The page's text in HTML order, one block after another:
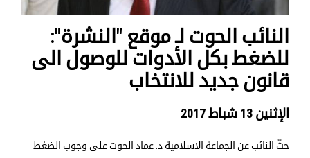
النائب الحوت لـ موقع "النشرة":
للضغط بكل الأدوات للوصول الى
قانون جديد للانتخاب
الإثنين 13 شباط 2017
حثّ النائب عن الجماعة الاسلامية د. عماد الحوت على وجوب الضغط